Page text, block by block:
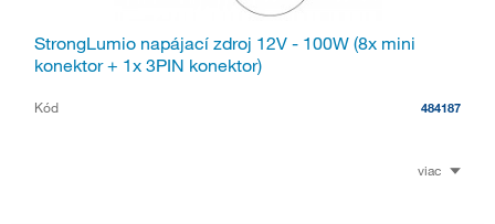
StrongLumio napájací zdroj 12V - 100W (8x mini
konektor + 1x 3PIN konektor)
Kód 484187
viac